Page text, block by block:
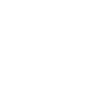
4.6 de 5 estrelas.